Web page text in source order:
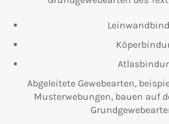
Abgeleitete Gewebearten,
Musterwebungen, bauen auf